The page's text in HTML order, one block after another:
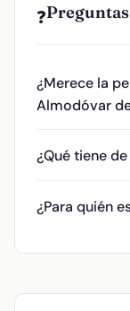
❓
¿Merece la
Almodóvar
¿Qué tiene
¿Para quién